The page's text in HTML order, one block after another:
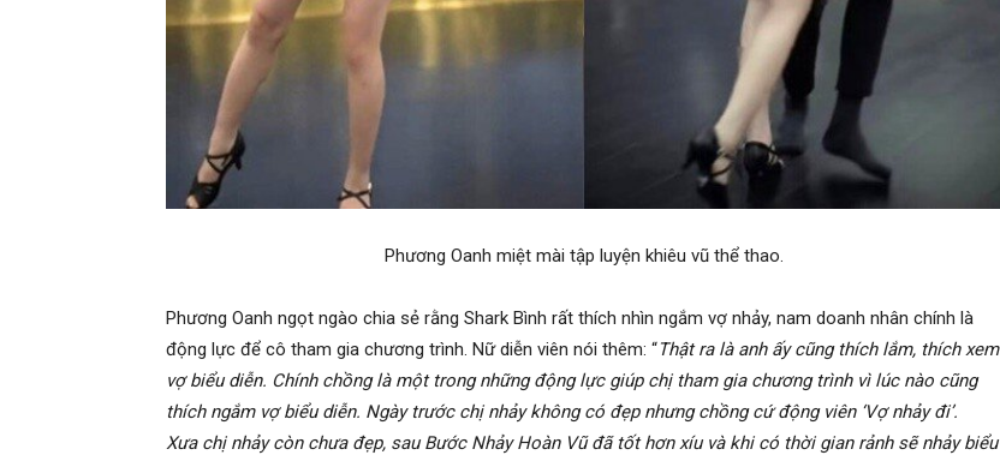
Phương Oanh miệt mài tập luyện khiêu vũ thể thao.
Phương Oanh ngọt ngào chia sẻ rằng Shark Bình rất thích nhìn ngắm vợ nhảy, nam doanh nhân chính là
động lực để cô tham gia chương trình. Nữ diễn viên nói thêm: “Thật ra là anh ấy cũng thích lắm, thích xem
vợ biểu diễn. Chính chồng là một trong những động lực giúp chị tham gia chương trình vì lúc nào cũng
thích ngắm vợ biểu diễn. Ngày trước chị nhảy không có đẹp nhưng chồng cứ động viên ‘Vợ nhảy đi’.
Xưa chị nhảy còn chưa đẹp, sau Bước Nhảy Hoàn Vũ đã tốt hơn xíu và khi có thời gian rảnh sẽ nhảy biểu